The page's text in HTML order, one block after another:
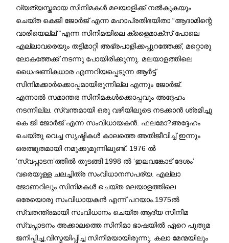
വ്യത്യസ്തമായ സിനിമകൾ മലയാളിക്ക് നൽകുകയും
ചെയ്ത കെജി ജോർജ് എന്ന മഹാപ്രതിഭയിതാ “ആദാമിന്റെ
വാരിയെല്ല് “എന്ന സിനിമയിലെ ക്ളൈമാക്സ് പോലെ
എല്ലാവരെയും തട്ടിമാറ്റി അഭ്രപാളിക്കപ്പുറത്തേക്ക്, മറ്റൊരു
ലോകത്തേക്ക് നടന്നു പോയിരിക്കുന്നു. മലയാളത്തിലെ
ധൈഷണികധാര എന്നറിയപ്പെടുന്ന ആർട്ട്
സിനിമക്കാർക്കൊപ്പമായിരുന്നില്ല എന്നും ജോർജ്.
എന്നാൽ സമാന്തര സിനിമകൾക്കൊപ്പവും അദ്ദേഹം
നടന്നില്ല. സ്വന്തമായി ഒരു വഴിയിലൂടെ നടക്കാൻ ശ്രമിച്ചു
കെ ജി ജോർജ് എന്ന സംവിധായകൻ. ഫലമോ?അദ്ദേഹം
ചെയ്തു വെച്ച സൃഷ്ടികൾ കാലത്തെ അതിജീവിച്ച് ഇന്നും
ഒരത്ഭുതമായി നമുക്കുമുന്നിലുണ്ട്. 1976 ൽ
‘സ്വപ്നാടന’ത്തിൽ തുടങ്ങി 1998 ൽ ‘ഇലവങ്കോട് ദേശം’
വരെയുള്ള ചലച്ചിത്ര സംവിധാനസപര്യ. എല്ലാ
ജോണറിലും സിനിമകൾ ചെയ്ത മലയാളത്തിലെ
ഒരേയൊരു സംവിധായകൻ എന്ന് പറയാം.1975ൽ
സ്വതന്ത്രമായി സംവിധാനം ചെയ്ത ആദ്യ സിനിമ
സ്വപ്നാടനം അക്കാലത്തെ സിനിമാ ഭാഷയിൽ ഏറെ പുതുമ
ജനിപ്പിച്ച,വിസ്മയിപ്പിച്ച സിനിമയായിരുന്നു. കലാ മേന്മയിലും